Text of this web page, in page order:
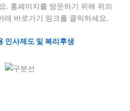
. 홈페이지를 방문하기 위해 위의
래 바로가기 링크를 클릭하세요.
인사제도 및 복리후생